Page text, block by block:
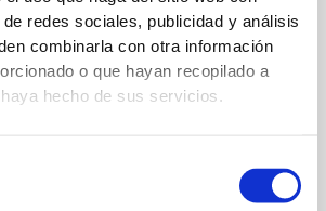
redes sociales, publicidad y análisis
combinarla con otra información
o que hayan recopilado a
hecho de sus servicios.